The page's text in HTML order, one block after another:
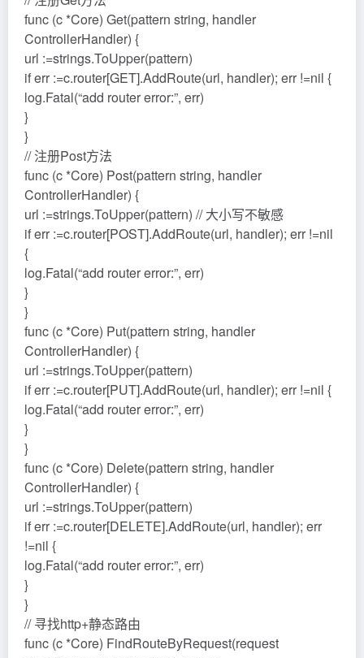
func (c *Core) Get(pattern string, handler
ControllerHandler) {
url :=strings.ToUpper(pattern)
if err :=c.router[GET].AddRoute(url, handler); err !=nil {
log.Fatal(“add router error:”, err)
}
}
// 注册Post方法
func (c *Core) Post(pattern string, handler
ControllerHandler) {
url :=strings.ToUpper(pattern) // 大小写不敏感
if err :=c.router[POST].AddRoute(url, handler); err !=nil
{
log.Fatal(“add router error:”, err)
}
}
func (c *Core) Put(pattern string, handler
ControllerHandler) {
url :=strings.ToUpper(pattern)
if err :=c.router[PUT].AddRoute(url, handler); err !=nil {
log.Fatal(“add router error:”, err)
}
}
func (c *Core) Delete(pattern string, handler
ControllerHandler) {
url :=strings.ToUpper(pattern)
if err :=c.router[DELETE].AddRoute(url, handler); err
!=nil {
log.Fatal(“add router error:”, err)
}
}
// 寻找http+静态路由
func (c *Core) FindRouteByRequest(request